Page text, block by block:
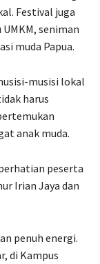
Festival juga
seniman
muda Papua.
musisi lokal
harus
anak muda.
peserta
Irian Jaya dan
penuh energi.
di Kampus